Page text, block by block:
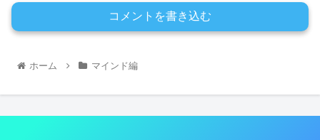
コメントを書き込む
ホーム マインド編